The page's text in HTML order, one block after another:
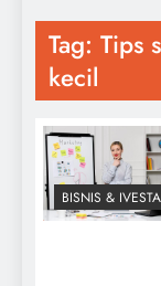
Tag: Tips
kecil
BISNIS &